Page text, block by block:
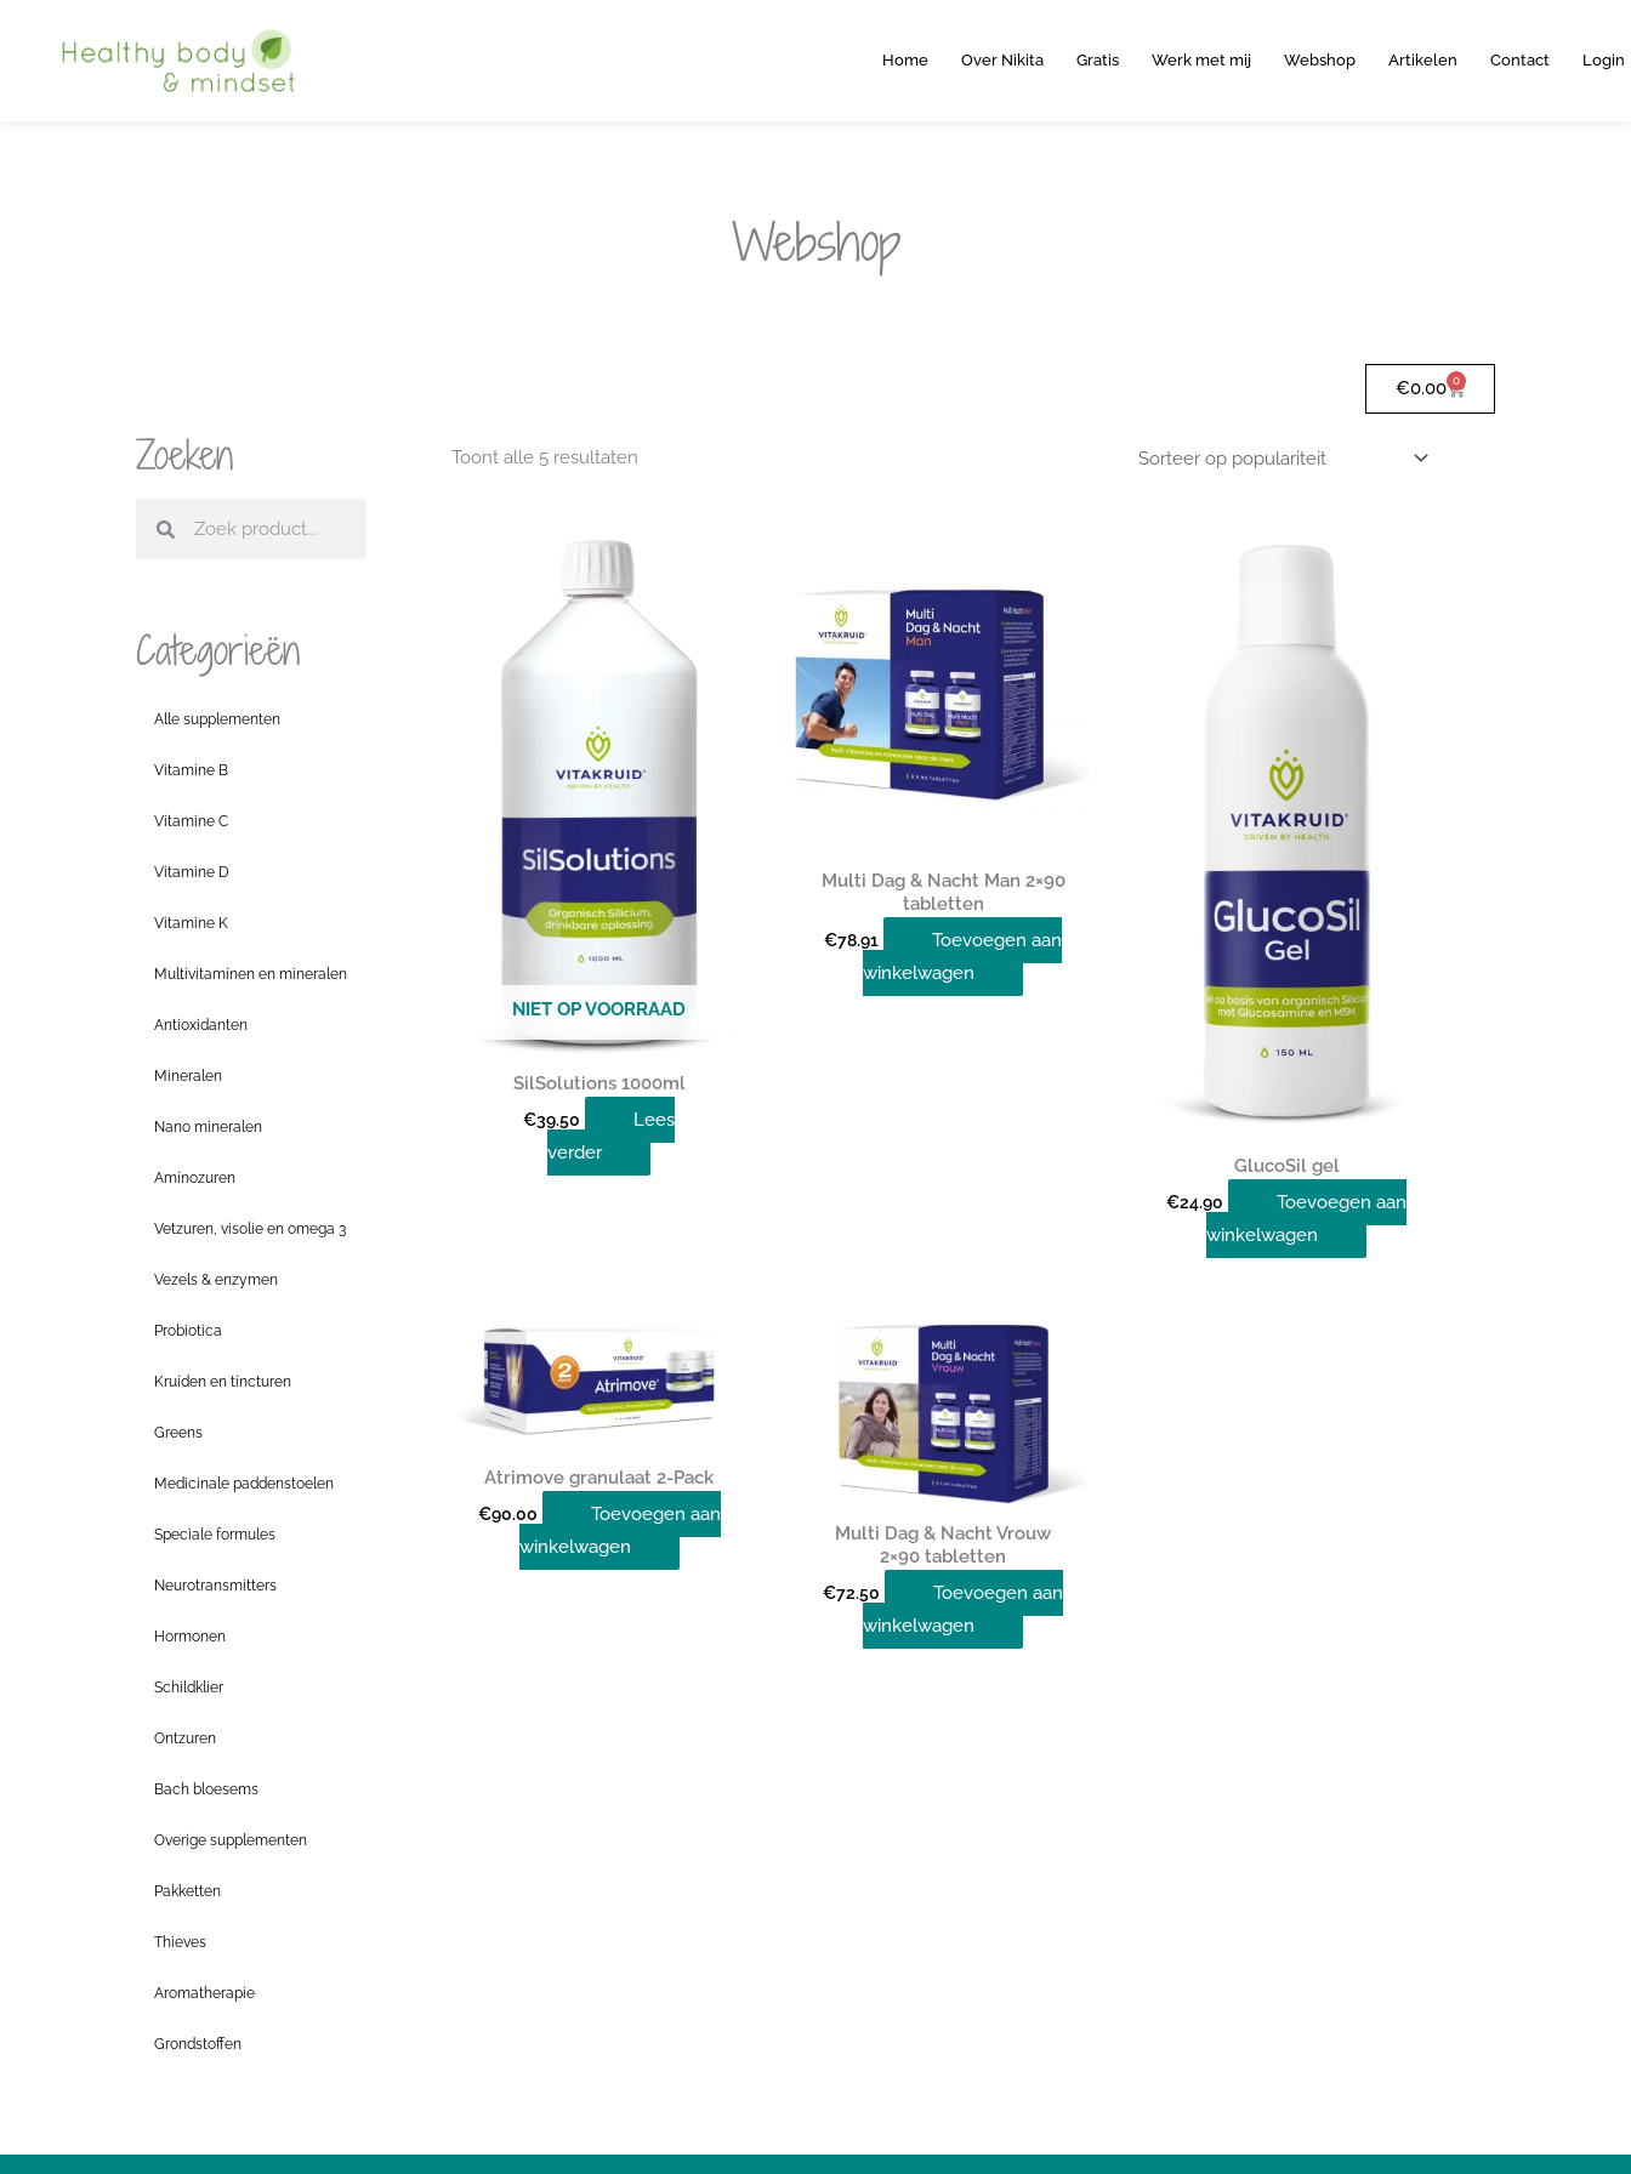
Home Over Nikita Gratis Werk met mij Webshop Artikelen Contact Login
Webshop
Zoeken
Categorieën
Alle supplementen
Vitamine B
Vitamine C
Vitamine D
Vitamine K
Multivitaminen en mineralen
Antioxidanten
Mineralen
Nano mineralen
Aminozuren
Vetzuren, visolie en omega 3
Vezels & enzymen
Probiotica
Kruiden en tincturen
Greens
Medicinale paddenstoelen
Speciale formules
Neurotransmitters
Hormonen
Schildklier
Ontzuren
Bach bloesems
Overige supplementen
Pakketten
Thieves
Aromatherapie
Grondstoffen
€0.00 0
Winkelwagen
Toont alle 5 resultaten
NIET OP VOORRAAD
SilSolutions 1000ml
€39.50
Lees
verder
Multi Dag & Nacht Man 2×90
tabletten
€78.91
Toevoegen aan
winkelwagen
GlucoSil gel
€24.90
Toevoegen aan
winkelwagen
Atrimove granulaat 2-Pack
€90.00
Toevoegen aan
winkelwagen
Multi Dag & Nacht Vrouw
2×90 tabletten
€72.50
Toevoegen aan
winkelwagen